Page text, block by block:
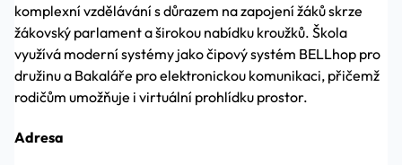
komplexní vzdělávání s důrazem na zapojení žáků skrze
žákovský parlament a širokou nabídku kroužků. Škola
využívá moderní systémy jako čipový systém BELLhop pro
družinu a Bakaláře pro elektronickou komunikaci, přičemž
rodičům umožňuje i virtuální prohlídku prostor.
Adresa